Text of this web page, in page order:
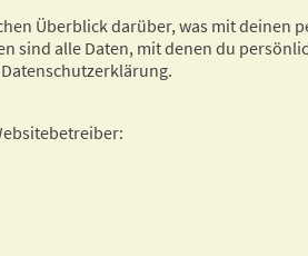
Überblick darüber, was mit deinen
sind alle Daten, mit denen du